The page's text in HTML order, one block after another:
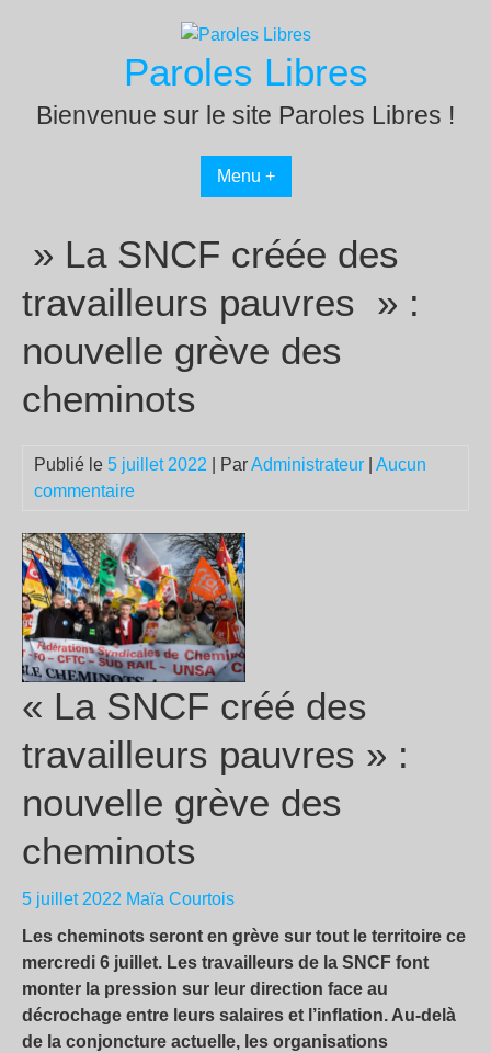
Paroles Libres
Bienvenue sur le site Paroles Libres !
Menu +
» La SNCF créée des
travailleurs pauvres » :
nouvelle grève des
cheminots
Publié le 5 juillet 2022 | ParAdministrateur
Aucun
commentaire
« La SNCF créé des
travailleurs pauvres » :
nouvelle grève des
cheminots
5 juillet 2022 Maïa Courtois
Les cheminots seront en grève sur tout le territoire ce
mercredi 6 juillet. Les travailleurs de la SNCF font
monter la pression sur leur direction face au
décrochage entre leurs salaires et l’inflation. Au-delà
de la conjoncture actuelle, les organisations